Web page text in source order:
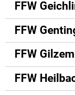
FFW
FFW
FFW Gilzem
FFW